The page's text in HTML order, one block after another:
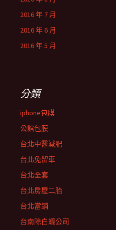
2016 年 7 月
2016 年 6 月
2016 年 5 月
分類
iphone包膜
公館包膜
台北中醫減肥
台北免留車
台北全套
台北房屋二胎
台北當鋪
台南除白蟻公司